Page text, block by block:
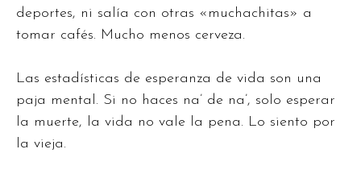
deportes, ni salía con otras «muchachitas» a
tomar cafés. Mucho menos cerveza.
Las estadísticas de esperanza de vida son una
paja mental. Si no haces na’ de na’, solo esperar
la muerte, la vida no vale la pena. Lo siento por
la vieja.